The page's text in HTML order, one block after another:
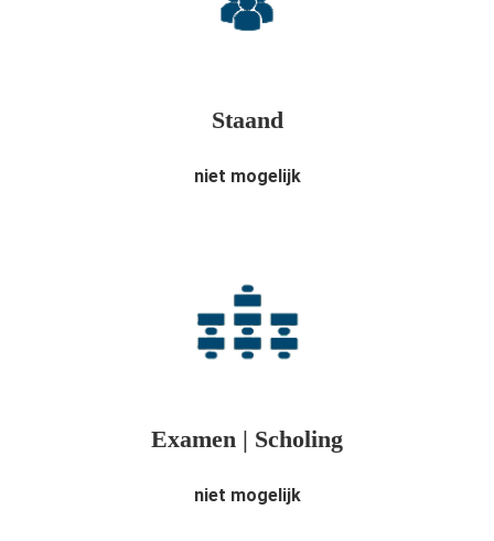
Staand
niet mogelijk
Examen | Scholing
niet mogelijk